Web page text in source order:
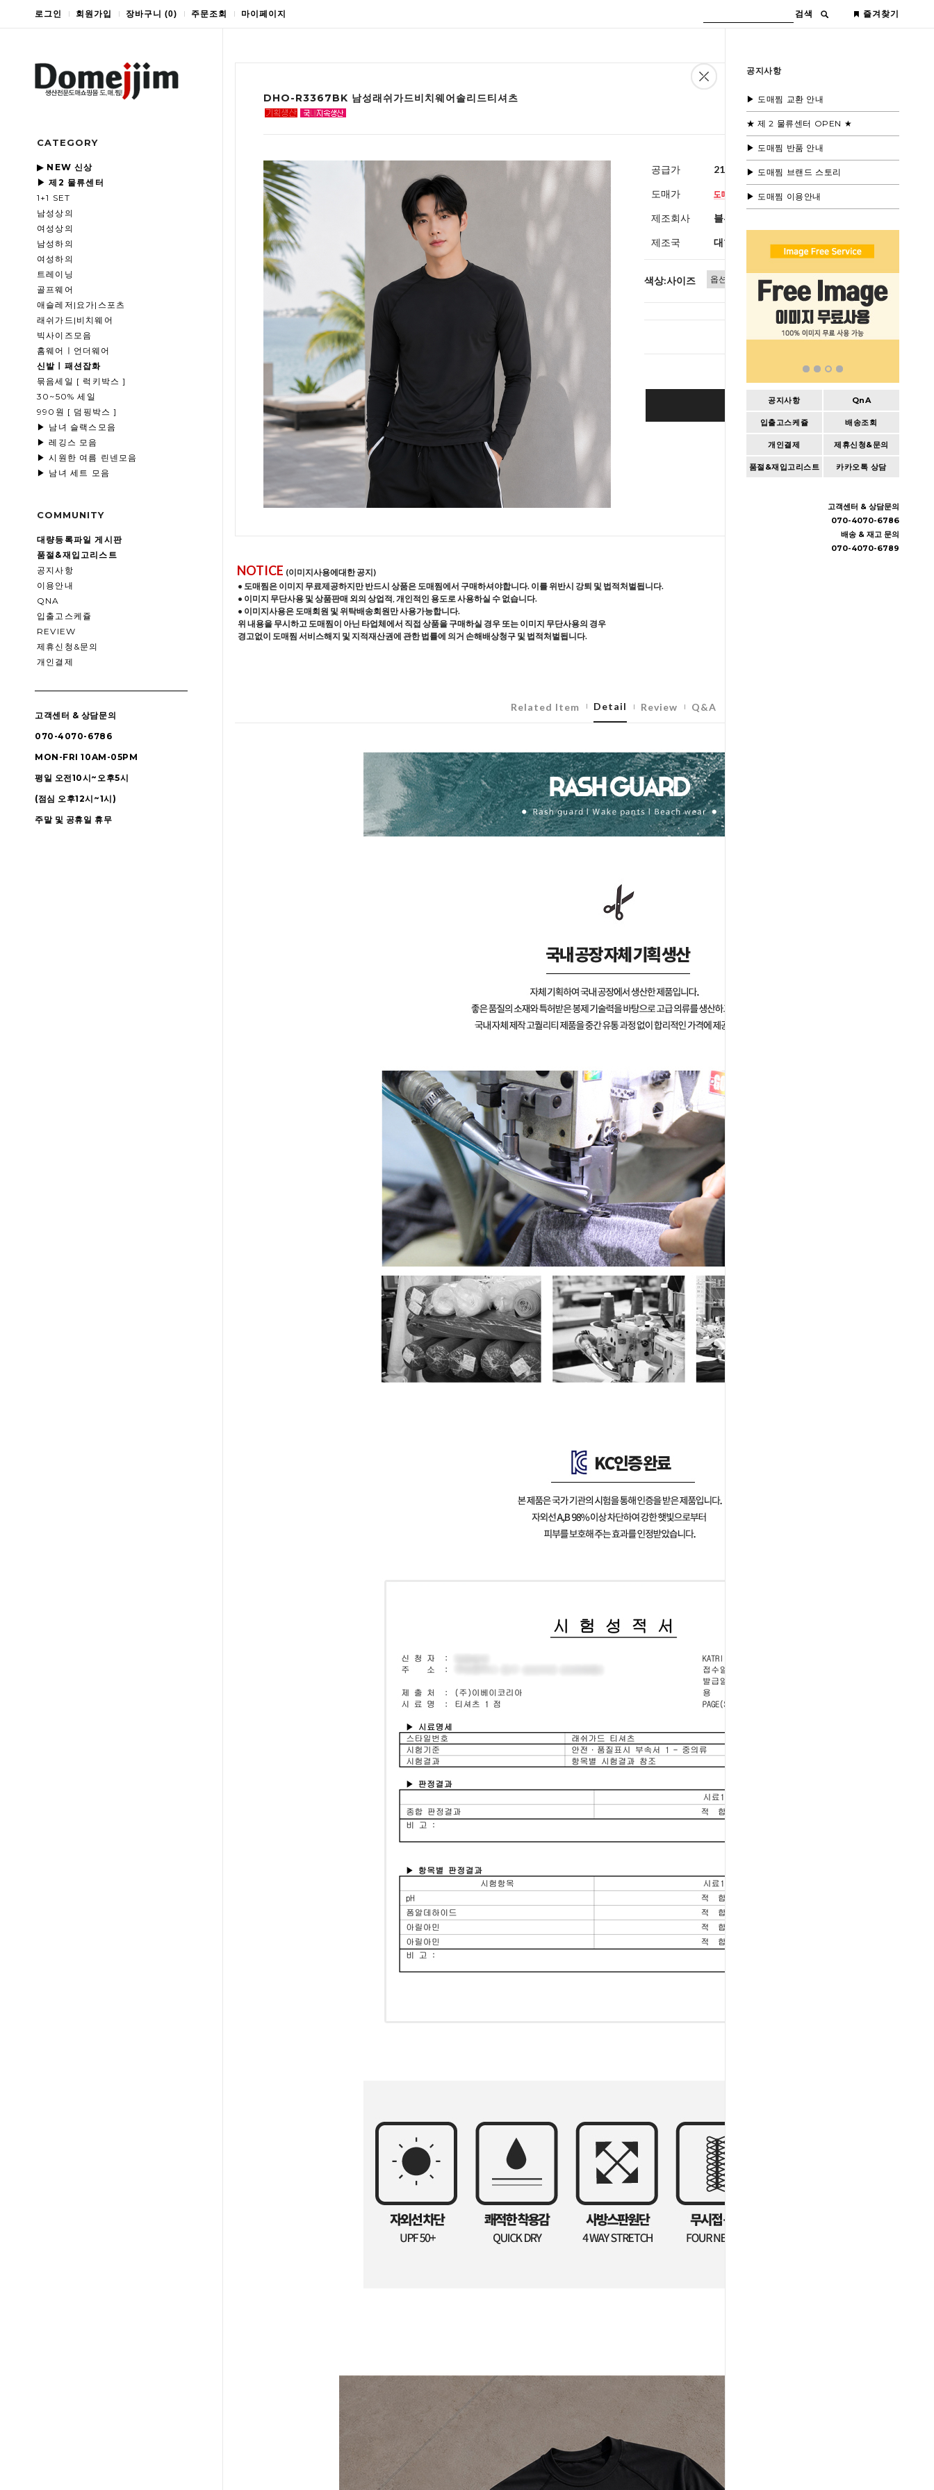
로그인 회원가입 장바구니 (0) 주문조회 마이페이지 검색 즐겨찾기
CATEGORY
▶ NEW 신상
▶ 제2 물류센터
1+1 SET
남성상의
여성상의
남성하의
여성하의
트레이닝
골프웨어
애슬레저|요가|스포츠
래쉬가드|비치웨어
빅사이즈모음
홈웨어ㅣ언더웨어
신발ㅣ패션잡화
묶음세일 [ 럭키박스 ]
30~50% 세일
990원 [ 덤핑박스 ]
▶ 남녀 슬랙스모음
▶ 레깅스 모음
▶ 시원한 여름 린넨모음
▶ 남녀 세트 모음
COMMUNITY
대량등록파일 게시판
품절&재입고리스트
공지사항
이용안내
QNA
입출고스케쥴
REVIEW
제휴신청&문의
개인결제
고객센터 & 상담문의
070-4070-6786
MON-FRI 10AM-05PM
평일 오전10시~오후5시
(점심 오후12시~1시)
주말 및 공휴일 휴무
공지사항
▶ 도매찜 교환 안내
★ 제 2 물류센터 OPEN ★
▶ 도매찜 반품 안내
▶ 도매찜 브랜드 스토리
▶ 도매찜 이용안내
공지사항 QnA
입출고스케쥴 배송조회
개인결제 제휴신청&문의
품절&재입고리스트 카카오톡 상담
고객센터 & 상담문의
070-4070-6786
배송 & 재고 문의
070-4070-6789
DHO-R3367BK 남성래쉬가드비치웨어솔리드티셔츠
공급가 21,000원(부가세별도)
도매가
제조회사 블루모드
제조국 대한민국
색상:사이즈
총 상품
BUY IT NOW
Cart | Wishlist
NOTICE (이미지사용에대한 공지)
• 도매찜은 이미지 무료제공하지만 반드시 상품은 도매찜에서 구매하셔야합니다. 이를 위반시 강퇴 및 법적처벌됩니다.
• 이미지 무단사용 및 상품판매 외의 상업적, 개인적인 용도로 사용하실 수 없습니다.
• 이미지사용은 도매회원 및 위탁배송회원만 사용가능합니다.
위 내용을 무시하고 도매찜이 아닌 타업체에서 직접 상품을 구매하실 경우 또는 이미지 무단사용의 경우
경고없이 도매찜 서비스해지 및 지적재산권에 관한 법률에 의거 손해배상청구 및 법적처벌됩니다.
Related Item Detail Review Q&A